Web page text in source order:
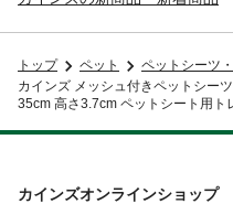
トップ ペット ペットシーツ
カインズ メッシュ付きペットシー
35cm 高さ3.7cm ペットシート用ト
カインズオンラインショップ